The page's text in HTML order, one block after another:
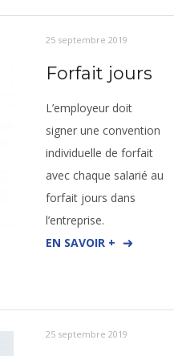
25 septembre 2019
Forfait jours
L’employeur doit
signer une convention
individuelle de forfait
avec chaque salarié au
forfait jours dans
l’entreprise.
EN SAVOIR +
25 septembre 2019